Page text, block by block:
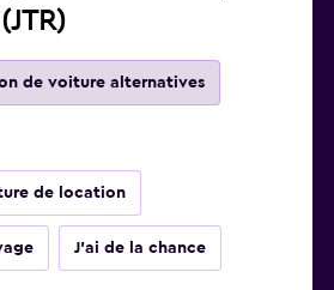
de voiture alternatives
de location
J'ai de la chance